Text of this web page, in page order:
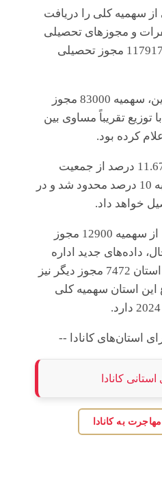
سهمیه کلی را دریافت
و مجوزهای تحصیلی
تایید شده، سهمیه استان کبک 117917 مجوز تحصیلی
پیش از این، سهمیه 83000 مجوز
تقریباً مساوی بین
کرده بود.
استان آلبرتا که محل سکونت 11.67 درصد از جمعیت
کانادا است، میزان سهمیه آن به 10 درصد محدود شد و در
استان نوا اسکوشیا نیز از قبل، از سهمیه 12900 مجوز
داده‌های جدید اداره
مهاجرت نشان می‌دهد که این استان 7472 مجوز دیگر نیز
استان سهمیه کلی
کانادا
به کانادا